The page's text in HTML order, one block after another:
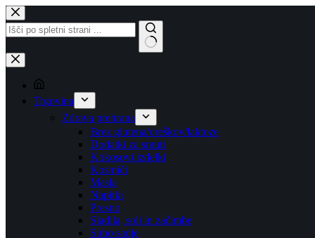
Skip
to
content
No
results
Trgovina
Zdrava prehrana
Brez glutena/oreškov/laktoze
Dodatki za smuti
Kokosovi izdelki
Kosmiči
Masla
Napitki
Presno
Sladila, soli in začimbe
Suho sadje